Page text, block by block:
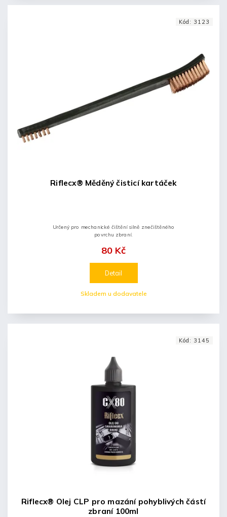
Riflecx® Měděný čisticí kartáček
Skladem u dodavatele
80 Kč
Detail
Určený pro mechanické čištění silně znečištěného
povrchu zbraní.
Kód: 3123
Riflecx® Olej CLP pro mazání pohyblivých částí
zbraní 100ml
Kód: 3145